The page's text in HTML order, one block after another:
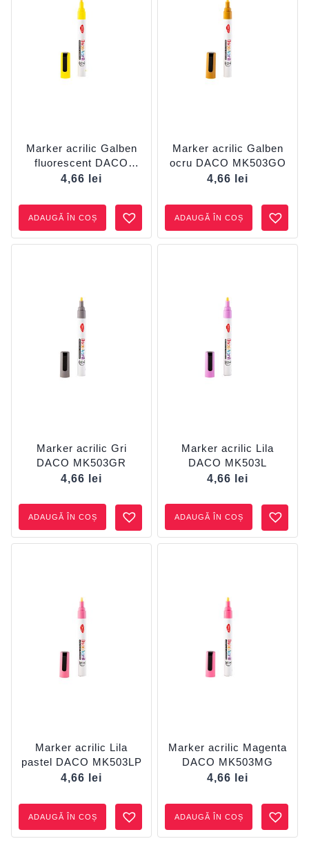
Marker acrilic Galben
fluorescent DACO
MK503GF
4,66 lei
ADAUGĂ ÎN COȘ
Marker acrilic Galben
ocru DACO MK503GO
4,66
lei
ADAUGĂ ÎN COȘ
Marker acrilic Gri
DACO MK503GR
4,66
lei
ADAUGĂ ÎN COȘ
Marker acrilic Lila
DACO MK503L
4,66
lei
ADAUGĂ ÎN COȘ
Marker acrilic Lila
pastel DACO MK503LP
4,66
lei
ADAUGĂ ÎN COȘ
Marker acrilic Magenta
DACO MK503MG
4,66
lei
ADAUGĂ ÎN COȘ